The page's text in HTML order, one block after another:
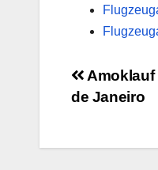
Amoklauf
de Janeiro